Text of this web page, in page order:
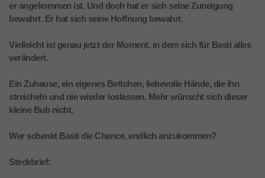
er angekommen ist. Und doch hat er sich seine Zuneigung
bewahrt. Er hat sich seine Hoffnung bewahrt.
Vielleicht ist genau jetzt der Moment, in dem sich für Basti alles
verändert.
Ein Zuhause, ein eigenes Bettchen, liebevolle Hände, die ihn
streicheln und nie wieder loslassen. Mehr wünscht sich dieser
kleine Bub nicht.
Wer schenkt Basti die Chance, endlich anzukommen?
Steckbrief: